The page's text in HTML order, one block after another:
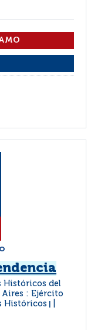
Históricos del
Aires : Ejército
Históricos